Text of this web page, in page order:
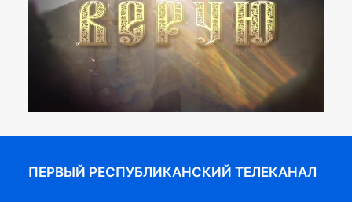
ПЕРВЫЙ РЕСПУБЛИКАНСКИЙ ТЕЛЕКАНАЛ